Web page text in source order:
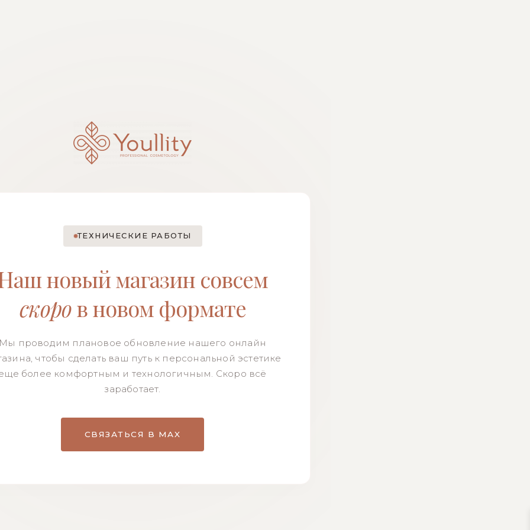
ТЕХНИЧЕСКИЕ РАБОТЫ
новый магазин совсем
скоров новом формате
проводим плановое обновление нашего онлайн
чтобы сделать ваш путь к персональной эстетике
более комфортным и технологичным. Скоро всё
заработает.
СВЯЗАТЬСЯ В MAX